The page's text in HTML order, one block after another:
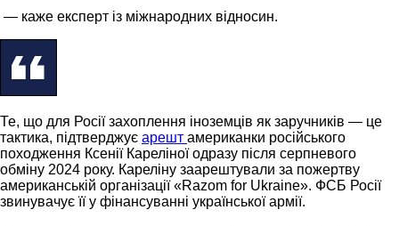
— каже експерт із міжнародних відносин.
Те, що для Росії захоплення іноземців як заручників — це
тактика, підтверджує арешт американки російського
походження Ксенії Кареліної одразу після серпневого
обміну 2024 року. Кареліну заарештували за пожертву
американській організації «Razom for Ukraine». ФСБ Росії
звинувачує її у фінансуванні української армії.